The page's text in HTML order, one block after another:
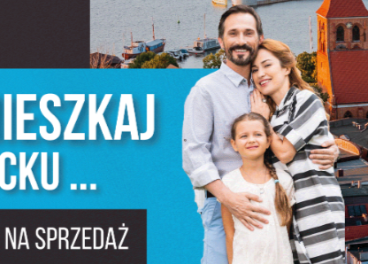
Szanujemy Twoją prywatność.
cookies lub zaakceptować je
momencie możesz dokonać
Niezbędne
Niezbędne pliki cookies służą do
funkcjonowania strony
komfortowe korzystanie z
Pliki cookies odpowiadają na
działania w celu m.in.
preferencji prywatności,
formularzy. Dzięki plikom
Więcej